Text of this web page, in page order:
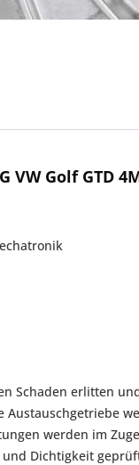
Golf GTD
Schaden erlitten
werden im
Dichtigkeit